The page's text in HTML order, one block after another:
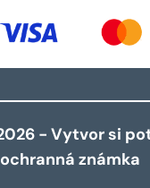
- Vytvor si
známka